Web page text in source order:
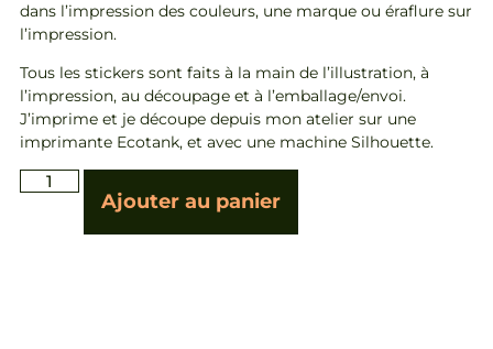
dans l’impression des couleurs, une marque ou éraflure sur
l’impression.
Tous les stickers sont faits à la main de l’illustration, à
l’impression, au découpage et à l’emballage/envoi.
J’imprime et je découpe depuis mon atelier sur une
imprimante Ecotank, et avec une machine Silhouette.
Ajouter au panier